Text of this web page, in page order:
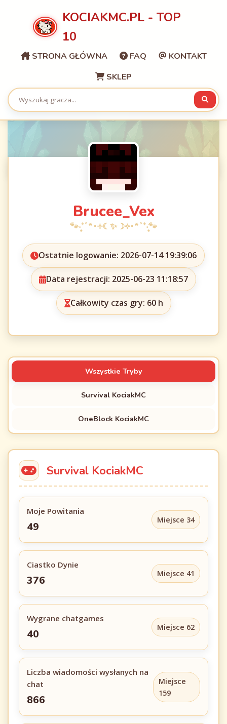
KOCIAKMC.PL - TOP
10
STRONA GŁÓWNA FAQ
KONTAKT
SKLEP
Brucee_Vex
Ostatnie logowanie: 2026-07-14 19:39:06
Data rejestracji: 2025-06-23 11:18:57
Całkowity czas gry: 60 h
Wszystkie Tryby
Survival KociakMC
OneBlock KociakMC
Survival KociakMC
Moje Powitania
49
Miejsce 34
Ciastko Dynie
376
Miejsce 41
Wygrane chatgames
40
Miejsce 62
Liczba wiadomości wysłanych na
chat
866
Miejsce
159